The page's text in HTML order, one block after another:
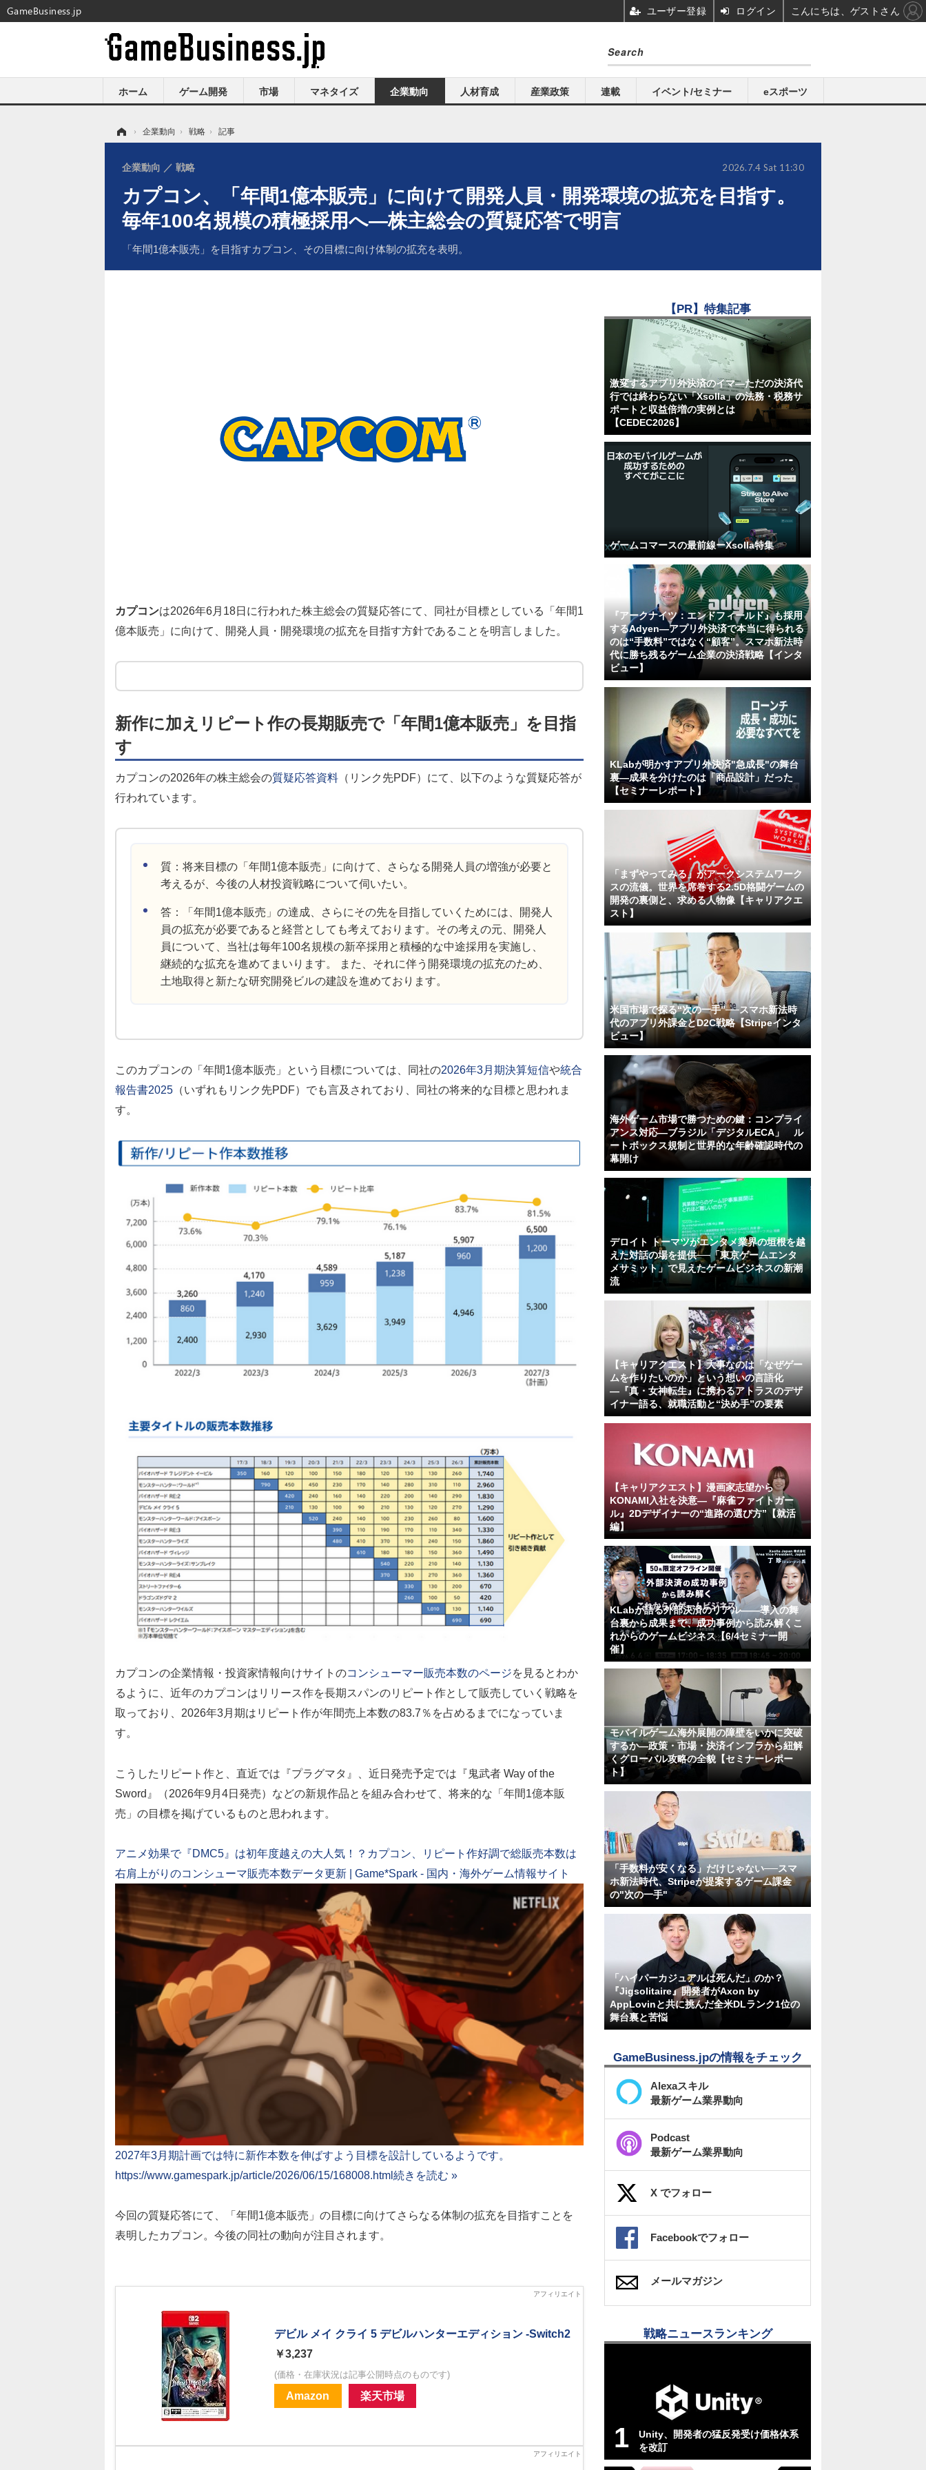
ホーム ゲーム開発 市場 マネタイズ 企業動向 人材育成 産業政策 連載 イベント/セミナー eスポーツ
› 企業動向 › 戦略 › 記事
カプコン、「年間1億本販売」に向けて開発人員・開発環境の拡充を目指す。
毎年100名規模の積極採用へ―株主総会の質疑応答で明言
「年間1億本販売」を目指すカプコン、その目標に向け体制の拡充を表明。
企業動向 戦略 2026.7.4 Sat 11:30
カプコンは2026年6月18日に行われた株主総会の質疑応答にて、同社が目標としている
「年間1
億本販売」に向けて、開発人員・開発環境の拡充を目指す方針である ことを明言しました。
新作に加えリピート作の長期販売で「年間1億本販売」を目指
す
カプコンの2026年の株主総会の質疑応答資料 （リンク先PDF）にて、以下のような質疑応答が
行われています。
質：将来目標の「年間1億本販売」に向けて、さらなる開発人員の増強が必要と
考えるが、今後の人材投資戦略について伺いたい。
答：「年間1億本販売」の達成、さらにその先を目指していくためには、開発人
員の拡充が必要であると経営としても考えております。その考えの元、開発人
員について、当社は毎年100名規模の新卒採用と積極的な中途採用を実施し、
継続的な拡充を進めてまいります。 また、それに伴う開発環境の拡充のため、
土地取得と新たな研究開発ビルの建設を進めております。
このカプコンの「年間1億本販売」という目標については、同社の2026年3月期決算短信や統合
報告書2025 （いずれもリンク先PDF）でも言及されており、同社の将来的な目標と思われま
す。
カプコンの企業情報・投資家情報向けサイトのコンシューマー販売本数のページを見るとわか
るように、近年のカプコンはリリース作を長期スパンのリピート作として販売していく戦略を
取っており、2026年3月期はリピート作が年間売上本数の83.7％を占めるまでになっていま
す。
こうしたリピート作と、直近では『プラグマタ』、近日発売予定では『鬼武者 Way of the
Sword』（2026年9月4日発売）などの新規作品とを組み合わせて、将来的な「年間1億本販
売」の目標を掲げているものと思われます。
アニメ効果で『DMC5』は初年度越えの大人気！？カプコン、リピート作好調で総販売本数は
右肩上がりのコンシューマ販売本数データ更新 | Game*Spark - 国内・海外ゲーム情報サイト
2027年3月期計画では特に新作本数を伸ばすよう目標を設計しているようです。
https://www.gamespark.jp/article/2026/06/15/168008.html 続きを読む »
今回の質疑応答にて、「年間1億本販売」の目標に向けてさらなる体制の拡充を目指すことを
表明したカプコン。今後の同社の動向が注目されます。
デビル メイ クライ 5 デビルハンターエディション -Switch2
￥3,237
(価格・在庫状況は記事公開時点のものです)
Amazon 楽天市場
【PR】特集記事
激変するアプリ外決済のイマ―ただの決済代
行では終わらない「Xsolla」の法務・税務サ
ポートと収益倍増の実例とは
【CEDEC2026】
ゲームコマースの最前線ーXsolla特集
『アークナイツ：エンドフィールド』も採用
するAdyen―アプリ外決済で本当に得られる
のは“手数料”ではなく“顧客”。スマホ新法時
代に勝ち残るゲーム企業の決済戦略【インタ
ビュー】
KLabが明かすアプリ外決済"急成長"の舞台
裏―成果を分けたのは「商品設計」だった
【セミナーレポート】
「まずやってみる」がアークシステムワーク
スの流儀。世界を席巻する2.5D格闘ゲームの
開発の裏側と、求める人物像【キャリアクエ
スト】
米国市場で探る“次の一手”──スマホ新法時
代のアプリ外課金とD2C戦略【Stripeインタ
ビュー】
海外ゲーム市場で勝つための鍵：コンプライ
アンス対応—ブラジル「デジタルECA」 ル
ートボックス規制と世界的な年齢確認時代の
幕開け
デロイト トーマツがエンタメ業界の垣根を越
えた対話の場を提供──「東京ゲームエンタ
メサミット」で見えたゲームビジネスの新潮
流
【キャリアクエスト】大事なのは「なぜゲー
ムを作りたいのか」という想いの言語化
―『真・女神転生』に携わるアトラスのデザ
イナー語る、就職活動と“決め手”の要素
【キャリアクエスト】漫画家志望から
KONAMI入社を決意―『麻雀ファイトガー
ル』2Dデザイナーの“進路の選び方”【就活
編】
KLabが語る外部決済のリアル――導入の舞
台裏から成果まで、成功事例から読み解くこ
れからのゲームビジネス【6/4セミナー開
催】
モバイルゲーム海外展開の障壁をいかに突破
するか―政策・市場・決済インフラから紐解
くグローバル攻略の全貌【セミナーレポー
ト】
「手数料が安くなる」だけじゃない──スマ
ホ新法時代、Stripeが提案するゲーム課金
の"次の一手"
「ハイパーカジュアルは死んだ」のか？
『Jigsolitaire』開発者がAxon by
AppLovinと共に挑んだ全米DLランク1位の
舞台裏と苦悩
GameBusiness.jpの情報をチェック
Alexaスキル
最新ゲーム業界動向
Podcast
最新ゲーム業界動向
X でフォロー
Facebookでフォロー
メールマガジン
戦略ニュースランキング
Unity、開発者の猛反発受け価格体系
を改訂
GameBusiness.jp ユーザー登録 ログイン こんにちは、ゲストさん